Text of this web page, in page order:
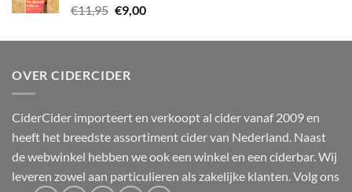
€11,95 Oorspronkelijke
was:
€9,00Huidige
is:
OVER CIDERCIDER
CiderCider importeert en verkoopt al cider vanaf 2009 en
heeft het breedste assortiment cider van Nederland. Naast
de webwinkel hebben we ook een winkel en een ciderbar. Wij
leveren zowel aan particulieren als zakelijke klanten. Volg ons